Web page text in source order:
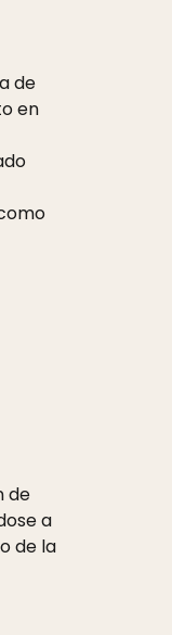
de
en
de
a
de la